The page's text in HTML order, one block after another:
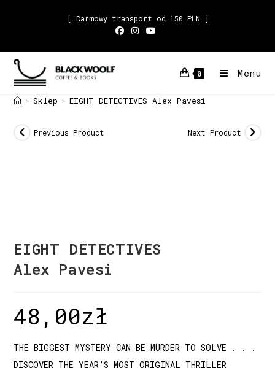
[ Darmowy transport od 150 PLN ]
0 Menu
> Sklep > EIGHT DETECTIVES Alex Pavesi
Previous Product Next Product
EIGHT DETECTIVES
Alex Pavesi
48,00zł
THE BIGGEST MYSTERY CAN BE MURDER TO SOLVE . . .
DISCOVER THE YEAR’S MOST ORIGINAL THRILLER